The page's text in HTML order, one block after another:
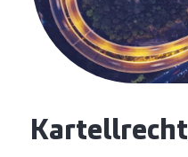
Kartellrecht